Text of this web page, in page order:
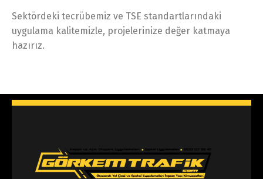
Sektördeki tecrübemiz ve TSE standartlarındaki
uygulama kalitemizle, projelerinize değer katmaya
hazırız.